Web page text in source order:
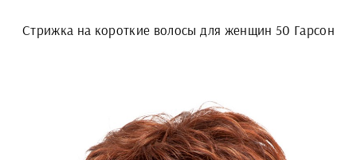
Стрижка на короткие волосы для женщин 50 Гарсон